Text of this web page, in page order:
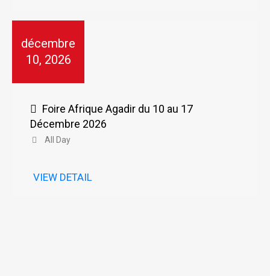
décembre
10, 2026
Foire Afrique Agadir du 10 au 17
Décembre 2026
All Day
VIEW DETAIL